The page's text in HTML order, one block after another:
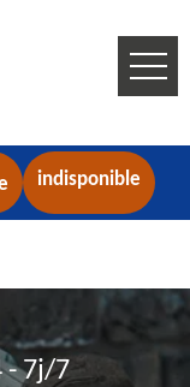
indisponible
- 7j/7